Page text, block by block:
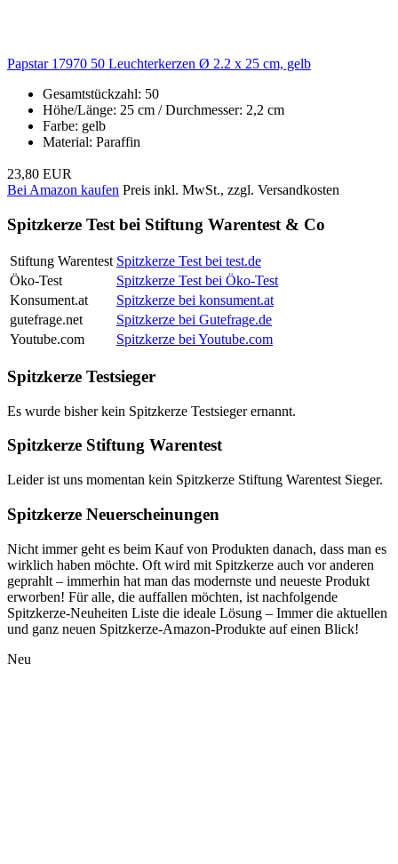
Papstar 17970 50 Leuchterkerzen Ø 2.2 x 25 cm, gelb
Gesamtstückzahl: 50
Höhe/Länge: 25 cm / Durchmesser: 2,2 cm
Farbe: gelb
Material: Paraffin
23,80 EUR
Bei Amazon kaufen Preis inkl. MwSt., zzgl. Versandkosten
Spitzkerze Test bei Stiftung Warentest & Co
Stiftung Warentest Spitzkerze Test bei test.de
Öko-Test
Spitzkerze Test bei Öko-Test
Konsument.at
Spitzkerze bei konsument.at
gutefrage.net
Spitzkerze bei Gutefrage.de
Youtube.com
Spitzkerze bei Youtube.com
Spitzkerze Testsieger
Es wurde bisher kein Spitzkerze Testsieger ernannt.
Spitzkerze Stiftung Warentest
Leider ist uns momentan kein Spitzkerze Stiftung Warentest Sieger.
Spitzkerze Neuerscheinungen
Nicht immer geht es beim Kauf von Produkten danach, dass man es
wirklich haben möchte. Oft wird mit Spitzkerze auch vor anderen
geprahlt – immerhin hat man das modernste und neueste Produkt
erworben! Für alle, die auffallen möchten, ist nachfolgende
Spitzkerze-Neuheiten Liste die ideale Lösung – Immer die aktuellen
und ganz neuen Spitzkerze-Amazon-Produkte auf einen Blick!
Neu